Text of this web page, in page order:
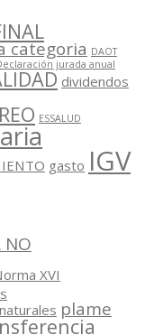
categoria DAOT
jurada anual
dividendos
ESSALUD
gasto IGV
NO
XVI
plame